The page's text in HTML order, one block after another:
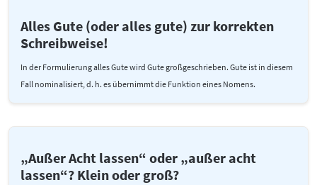
Alles Gute (oder alles gute) zur korrekten
Schreibweise!
In der Formulierung alles Gute wird Gute großgeschrieben. Gute ist in diesem
Fall nominalisiert, d. h. es übernimmt die Funktion eines Nomens.
„Außer Acht lassen“ oder „außer acht
lassen“? Klein oder groß?